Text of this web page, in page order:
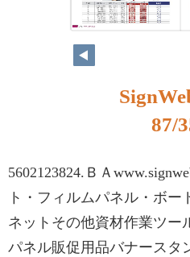
87/
5602123824.ＢＡ
ト・フィルムパネル・ボ
ネットその他資材作業ツー
パネル販促用品バナースタ